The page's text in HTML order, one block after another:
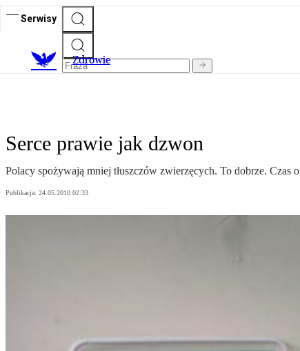
Serwisy
Zdrowie
Serce prawie jak dzwon
Polacy spożywają mniej tłuszczów zwierzęcych. To dobrze. Czas
Publikacja: 24.05.2010 02:33